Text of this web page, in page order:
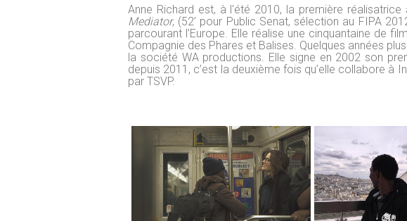
Anne Richard est, à l'été 2010, la première
Mediator, (52’ pour Public Senat, sélection au FIPA
parcourant l’Europe. Elle réalise une cinquantaine de
Compagnie des Phares et Balises. Quelques années
la société WA productions. Elle signe en 2002 son
depuis 2011, c’est la deuxième fois qu’elle collabore à
par TSVP.